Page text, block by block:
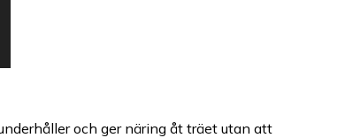
och ger näring åt träet utan att